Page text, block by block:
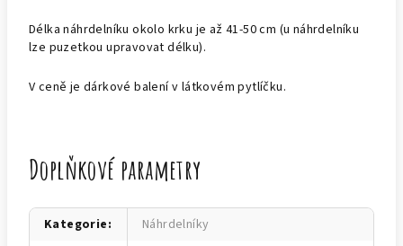
Délka náhrdelníku okolo krku je až 41-50 cm (u náhrdelníku
lze puzetkou upravovat délku).
V ceně je dárkové balení v látkovém pytlíčku.
Doplňkové parametry
Kategorie: Náhrdelníky